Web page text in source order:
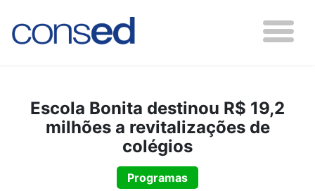
Escola Bonita destinou R$ 19,2
milhões a revitalizações de
colégios
Programas